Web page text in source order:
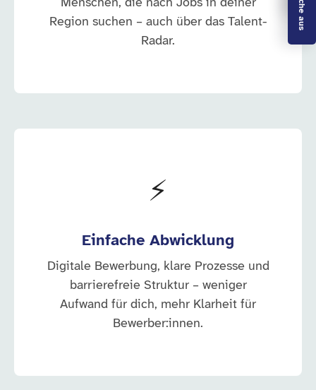
Menschen, die nach Jobs in deiner
Region suchen – auch über das Talent-
Radar.
⚡
Einfache Abwicklung
Digitale Bewerbung, klare Prozesse und
barrierefreie Struktur – weniger
Aufwand für dich, mehr Klarheit für
Bewerber:innen.